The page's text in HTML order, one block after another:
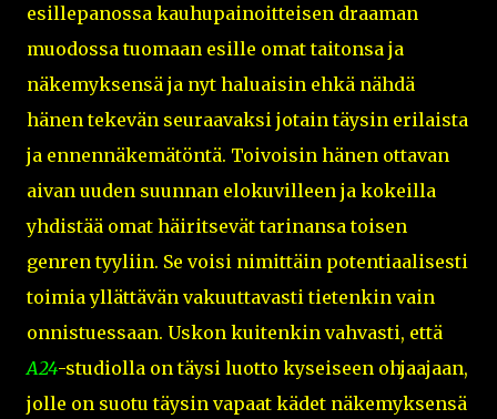
esillepanossa kauhupainoitteisen draaman
muodossa tuomaan esille omat taitonsa ja
näkemyksensä ja nyt haluaisin ehkä nähdä
hänen tekevän seuraavaksi jotain täysin erilaista
ja ennennäkemätöntä. Toivoisin hänen ottavan
aivan uuden suunnan elokuvilleen ja kokeilla
yhdistää omat häiritsevät tarinansa toisen
genren tyyliin. Se voisi nimittäin potentiaalisesti
toimia yllättävän vakuuttavasti tietenkin vain
onnistuessaan. Uskon kuitenkin vahvasti, että
A24-studiolla on täysi luotto kyseiseen ohjaajaan,
jolle on suotu täysin vapaat kädet näkemyksensä